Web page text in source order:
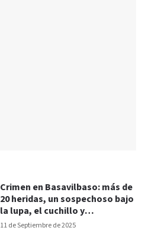
11 de Septiembre de 2025
Crimen en Basavilbaso: más de
20 heridas, un sospechoso bajo
la lupa, el cuchillo y
allanamientos